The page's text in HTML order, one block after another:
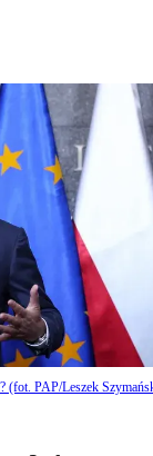
(fot. PAP/Leszek